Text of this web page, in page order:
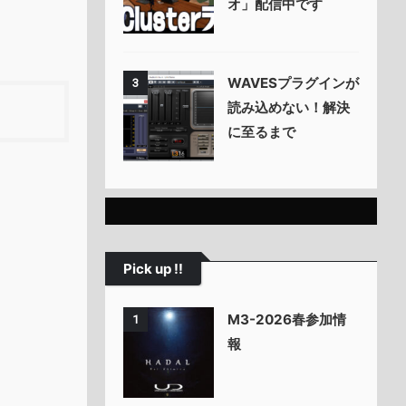
オ」配信中です
3
WAVESプラグインが
読み込めない！解決
に至るまで
Pick up !!
1
M3-2026春参加情
報